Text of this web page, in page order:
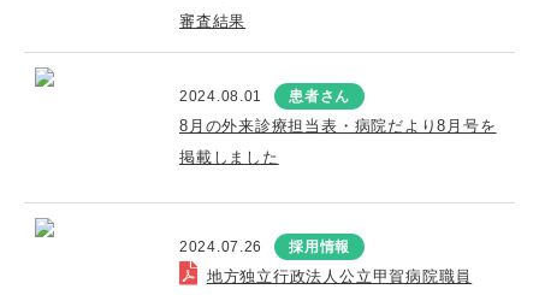
審査結果
2024.08.01 患者さん
8月の外来診療担当表・病院だより8月号を
掲載しました
2024.07.26 採用情報
地方独立行政法人公立甲賀病院職員